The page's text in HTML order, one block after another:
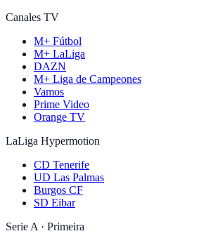
Canales TV
M+ Fútbol
M+ LaLiga
DAZN
M+ Liga de Campeones
Vamos
Prime Video
Orange TV
LaLiga Hypermotion
CD Tenerife
UD Las Palmas
Burgos CF
SD Eibar
Serie A · Primeira